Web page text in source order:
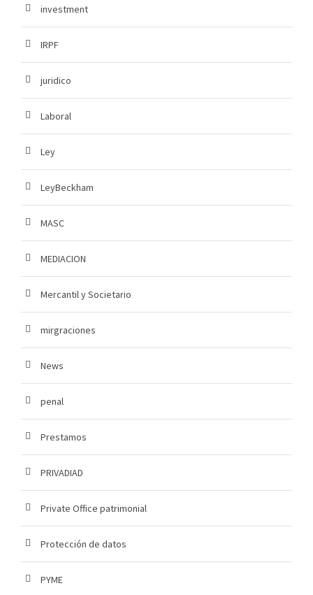
investment
IRPF
juridico
Laboral
Ley
LeyBeckham
MASC
MEDIACION
Mercantil y Societario
mirgraciones
News
penal
Prestamos
PRIVADIAD
Private Office patrimonial
Protección de datos
PYME